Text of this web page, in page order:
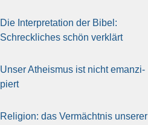
Die Inter­pre­ta­ti­on der Bibel:
Schreck­li­ches schön ver­klärt
Unser Athe­is­mus ist nicht eman­zi­
piert
Reli­gi­on: das Ver­mächt­nis unse­rer